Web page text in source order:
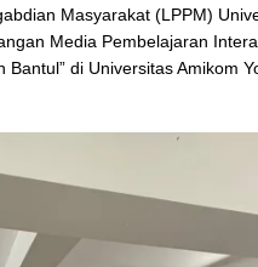
Masyarakat (LPPM)
Media Pembelajaran
di Universitas Amikom